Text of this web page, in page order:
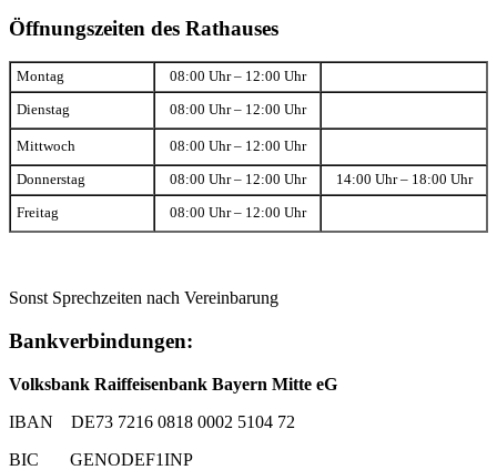
Öffnungszeiten des Rathauses
Montag 08:00 Uhr – 12:00 Uhr
Dienstag 08:00 Uhr – 12:00 Uhr
Mittwoch 08:00 Uhr – 12:00 Uhr
Donnerstag 08:00 Uhr – 12:00 Uhr 14:00 Uhr – 18:00 Uhr
Freitag 08:00 Uhr – 12:00 Uhr
Sonst Sprechzeiten nach Vereinbarung
Bankverbindungen:
Volksbank Raiffeisenbank Bayern Mitte eG
IBAN DE73 7216 0818 0002 5104 72
BIC GENODEF1INP